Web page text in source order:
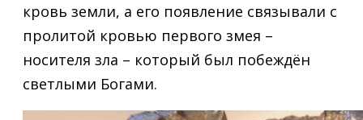
кровь земли, а его появление связывали с
пролитой кровью первого змея –
носителя зла – который был побеждён
светлыми Богами.